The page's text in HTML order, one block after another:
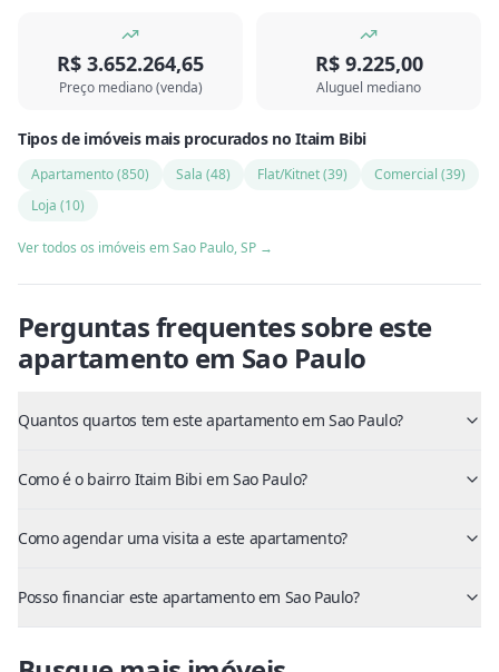
R$ 3.652.264,65
Preço mediano (venda)
R$ 9.225,00
Aluguel mediano
Tipos de imóveis mais procurados no Itaim Bibi
Apartamento(850) Sala (48) Flat/Kitnet(39) Comercial (39)
Loja (10)
Ver todos os imóveis emSao Paulo,SP →
Perguntas frequentes sobre este
apartamento em Sao Paulo
Quantos quartos tem este apartamento em Sao Paulo?
Como é o bairro Itaim Bibi em Sao Paulo?
Como agendar uma visita a este apartamento?
Posso financiar este apartamento em Sao Paulo?